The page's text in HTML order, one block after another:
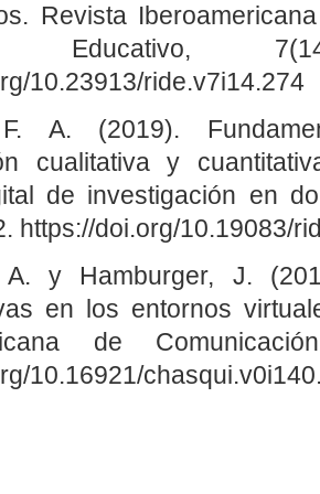
Revista
Educativo,
10.23913/ride.v7i14.274
F. A. (2019).
cualitativa y
de investigación en
https://doi.org/10.19083/
y Hamburger, J.
en los entornos
de
10.16921/